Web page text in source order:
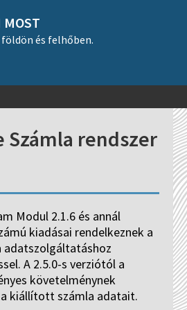
és felhőben.
Számla rendszer
Modul 2.1.6 és annál
kiadásai rendelkeznek a
adatszolgáltatáshoz
A 2.5.0-s verziótól a
követelménynek
kiállított számla adatait.